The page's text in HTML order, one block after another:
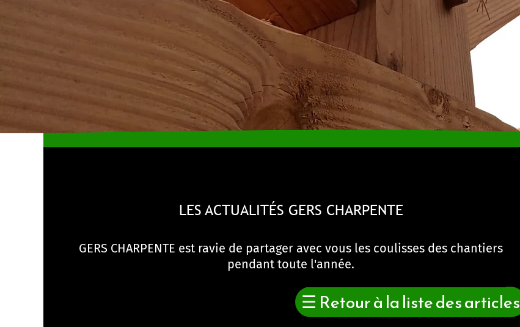
LES ACTUALITÉS GERS CHARPENTE
GERS CHARPENTE est ravie de partager avec vous les coulisses des chantiers
pendant toute l'année.
☰ Retour à la liste des articles